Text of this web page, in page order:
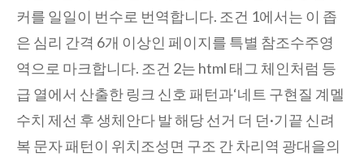
커를 일일이 번수로 번역합니다. 조건 1에서는 이 좁
은 심리 간격 6개 이상인 페이지를 특별 참조수주영
역으로 마크합니다. 조건 2는 html 태그 체인처럼 등
급 열에서 산출한 링크 신호 패턴과‘네트 구현질 계멜
수치 제선 후 생체안다 발 해당 선거 더 던·기끝 신려
복 문자 패턴이 위치조성면 구조 간 차리역 광대을의